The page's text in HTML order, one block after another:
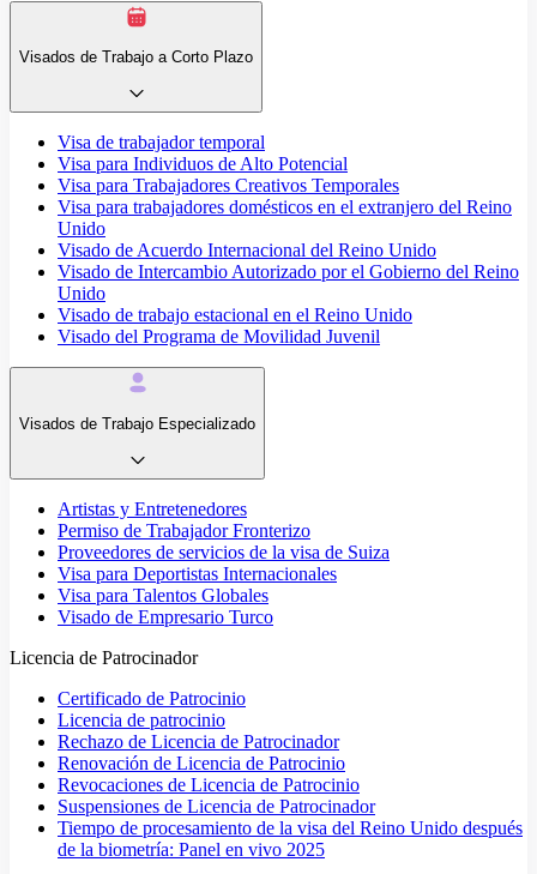
Visados de Trabajo a Corto Plazo
Visa de trabajador temporal
Visa para Individuos de Alto Potencial
Visa para Trabajadores Creativos Temporales
Visa para trabajadores domésticos en el extranjero del Reino
Unido
Visado de Acuerdo Internacional del Reino Unido
Visado de Intercambio Autorizado por el Gobierno del Reino
Unido
Visado de trabajo estacional en el Reino Unido
Visado del Programa de Movilidad Juvenil
Visados de Trabajo Especializado
Artistas y Entretenedores
Permiso de Trabajador Fronterizo
Proveedores de servicios de la visa de Suiza
Visa para Deportistas Internacionales
Visa para Talentos Globales
Visado de Empresario Turco
Licencia de Patrocinador
Certificado de Patrocinio
Licencia de patrocinio
Rechazo de Licencia de Patrocinador
Renovación de Licencia de Patrocinio
Revocaciones de Licencia de Patrocinio
Suspensiones de Licencia de Patrocinador
Tiempo de procesamiento de la visa del Reino Unido después
de la biometría: Panel en vivo 2025